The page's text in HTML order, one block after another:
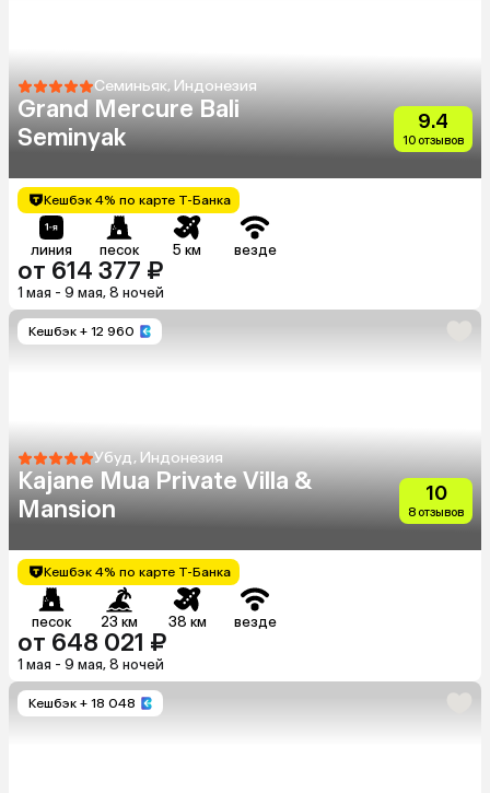
Семиньяк, Индонезия
Grand Mercure Bali
Seminyak
9.4
10 отзывов
Кешбэк 4% по карте Т-Банка
линия песок 5 км везде
от 614 377 ₽
1 мая - 9 мая, 8 ночей
Кешбэк + 12 960
Убуд, Индонезия
Kajane Mua Private Villa &
Mansion
10
8 отзывов
Кешбэк 4% по карте Т-Банка
песок 23 км 38 км везде
от 648 021 ₽
1 мая - 9 мая, 8 ночей
Кешбэк + 18 048